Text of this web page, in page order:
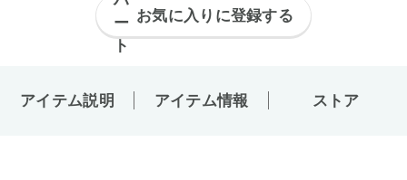
お気に入りに登録する
アイテム説明 アイテム情報 ストア